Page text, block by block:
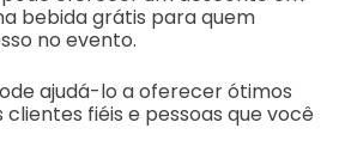
bebida grátis para quem
no evento.
ajudá-lo a oferecer ótimos
fiéis e pessoas que você